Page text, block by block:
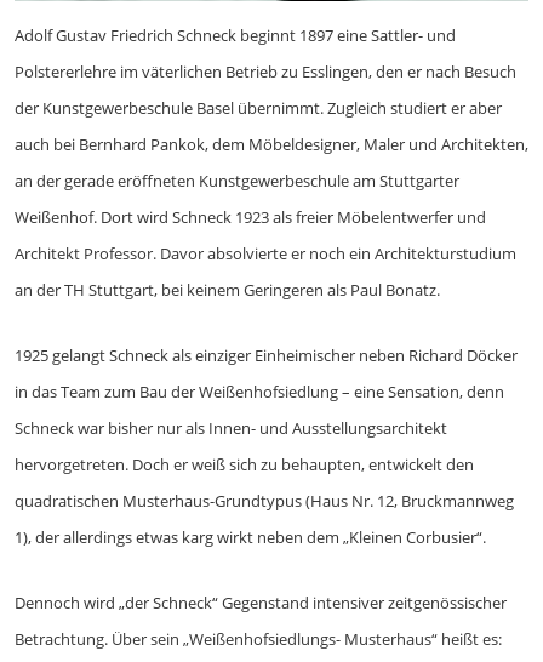
Adolf Gustav Friedrich Schneck beginnt 1897 eine Sattler- und
Polstererlehre im väterlichen Betrieb zu Esslingen, den er nach Besuch
der Kunstgewerbeschule Basel übernimmt. Zugleich studiert er aber
auch bei Bernhard Pankok, dem Möbeldesigner, Maler und Architekten,
an der gerade eröffneten Kunstgewerbeschule am Stuttgarter
Weißenhof. Dort wird Schneck 1923 als freier Möbelentwerfer und
Architekt Professor. Davor absolvierte er noch ein Architekturstudium
an der TH Stuttgart, bei keinem Geringeren als Paul Bonatz.
1925 gelangt Schneck als einziger Einheimischer neben Richard Döcker
in das Team zum Bau der Weißenhofsiedlung – eine Sensation, denn
Schneck war bisher nur als Innen- und Ausstellungsarchitekt
hervorgetreten. Doch er weiß sich zu behaupten, entwickelt den
quadratischen Musterhaus-Grundtypus (Haus Nr. 12, Bruckmannweg
1), der allerdings etwas karg wirkt neben dem „Kleinen Corbusier“.
Dennoch wird „der Schneck“ Gegenstand intensiver zeitgenössischer
Betrachtung. Über sein „Weißenhofsiedlungs- Musterhaus“ heißt es: